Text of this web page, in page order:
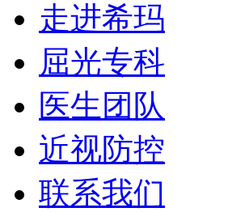
走进希玛
屈光专科
医生团队
近视防控
联系我们